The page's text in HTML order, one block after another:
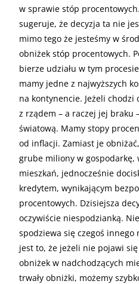
w sprawie stóp
sugeruje, że decyzja ta nie
mimo tego że jesteśmy w
obniżek stóp procentowych.
bierze udziału w tym
mamy jedne z najwyższych
na kontynencie. Jeżeli chodzi
z rządem – a raczej jej braku
światową. Mamy stopy
od inflacji. Zamiast je
grube miliony w gospodarkę,
mieszkań, jednocześnie
kredytem, wynikającym
procentowych. Dzisiejsza
oczywiście niespodzianką.
spodziewa się czegoś
jest to, że jeżeli nie pojawi
obniżek w nadchodzących
trwały obniżki, możemy